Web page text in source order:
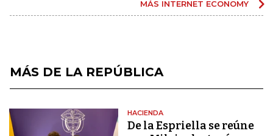
MÁS INTERNET ECONOMY
MÁS DE LA REPÚBLICA
HACIENDA
De la Espriella se reúne